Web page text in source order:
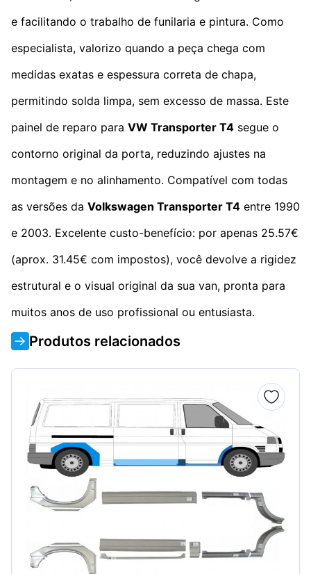
e facilitando o trabalho de funilaria e pintura. Como
especialista, valorizo quando a peça chega com
medidas exatas e espessura correta de chapa,
permitindo solda limpa, sem excesso de massa. Este
painel de reparo para VW Transporter T4 segue o
contorno original da porta, reduzindo ajustes na
montagem e no alinhamento. Compatível com todas
as versões da Volkswagen Transporter T4 entre 1990
e 2003. Excelente custo-benefício: por apenas 25.57€
(aprox. 31.45€ com impostos), você devolve a rigidez
estrutural e o visual original da sua van, pronta para
muitos anos de uso profissional ou entusiasta.
Produtos relacionados